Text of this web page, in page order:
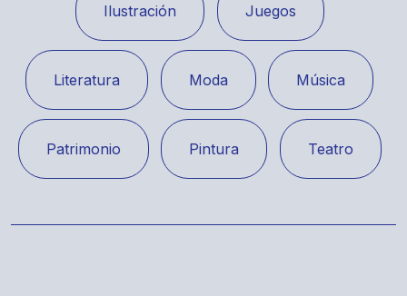
Ilustración Juegos
Literatura Moda Música
Patrimonio Pintura Teatro